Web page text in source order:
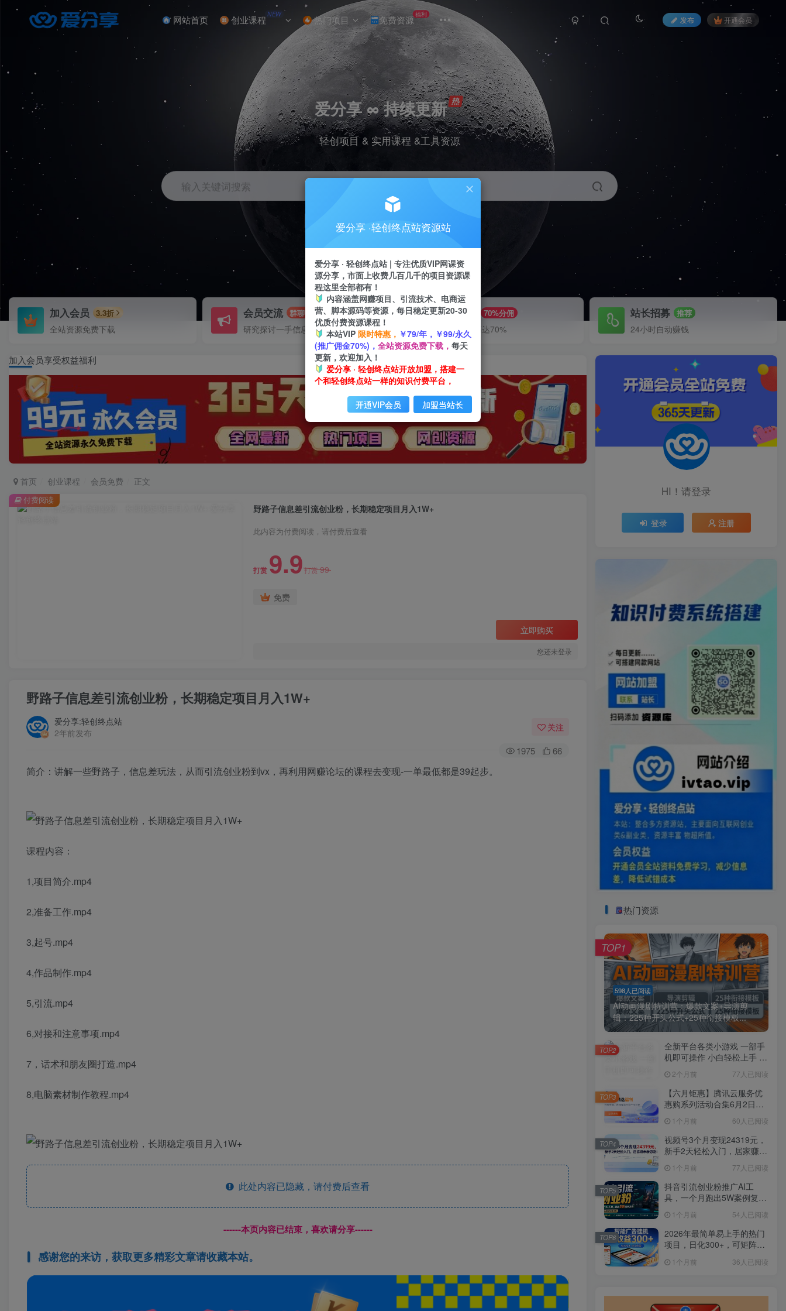
网站首页 创业课程 NEW 热门项目 免费资源福利
发布 开通会员
爱分享 ∞ 持续更新
轻创项目 & 实用课程 &工具资源
输入关键词搜索
挂机 抖音 小红书 快手
加入会员 3.3折
全站资源免费下载
会员交流 群聊
研究探讨一手信息差
推广赚钱 70%分佣
推广返佣高达70%
站长招募 推荐
24小时自动赚钱
加入会员享受权益福利
首页 创业课程 会员免费 正文
野路子信息差引流创业粉，长期稳定项目月入1W+
此内容为付费阅读，请付费后查看
打赏 9.9打赏99
免费
立即购买
您还未登录
付费阅读
野路子信息差引流创业粉，长期稳定项目月入1W+
爱分享:轻创终点站
2年前发布
关注
1975 66
简介：讲解一些野路子，信息差玩法，从而引流创业粉到vx，再利用网赚论坛的课程去变现-一单最低都是39起步。
课程内容：
1,项目简介.mp4
2,准备工作.mp4
3,起号.mp4
4,作品制作.mp4
5,引流.mp4
6,对接和注意事项.mp4
7，话术和朋友圈打造.mp4
8,电脑素材制作教程.mp4
此处内容已隐藏，请付费后查看
------本页内容已结束，喜欢请分享------
感谢您的来访，获取更多精彩文章请收藏本站。
HI！请登录
登录 注册
热门资源
598人已阅读
AI动画漫剧特训营：爆款文案+导演剪
辑：225种开头公式+25种衔接模板...
TOP1
全新平台各类小游戏 一部手
机即可操作 小白轻松上手 长
2个月前 77人已阅读
TOP2
【六月钜惠】腾讯云服务优
惠购系列活动合集6月2日更
1个月前 60人已阅读
TOP3
视频号3个月变现24319元，
新手2天轻松入门，居家赚米
1个月前 77人已阅读
TOP4
抖音引流创业粉推广AI工
具，一个月跑出5W案例复
1个月前 54人已阅读
TOP5
2026年最简单易上手的热门
项目，日化300+，可矩阵操
1个月前 36人已阅读
TOP6
爱分享 ·轻创终点站资源站
爱分享 · 轻创终点站 | 专注优质VIP网课资
源分享，市面上收费几百几千的项目资源课
程这里全部都有！
内容涵盖网赚项目、引流技术、电商运
营、脚本源码等资源，每日稳定更新20-30
优质付费资源课程！
本站VIP 限时特惠， ￥79/年，￥99/永久
(推广佣金70%)， 全站资源免费下载， 每天
更新，欢迎加入！
爱分享 · 轻创终点站开放加盟，搭建一
个和轻创终点站一样的知识付费平台，
开通VIP会员 加盟当站长